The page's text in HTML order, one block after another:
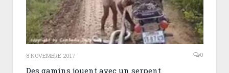
8 NOVEMBRE 2017 0
Des gamins jouent avec un serpent